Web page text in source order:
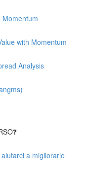
Momentum
with Momentum
Analysis
a migliorarlo